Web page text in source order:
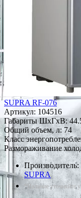
SUPRA RF-076
Артикул: 104516
Габариты ШxГxВ:
Общий объем, л: 74
Класс
Размораживание
Производитель:
SUPRA
*Наличие уточняйте